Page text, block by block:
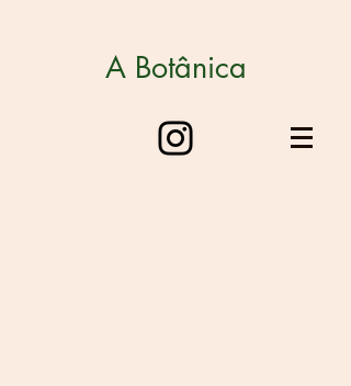
A Botânica